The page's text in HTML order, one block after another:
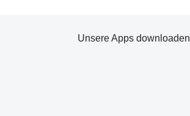
Unsere Apps downloaden